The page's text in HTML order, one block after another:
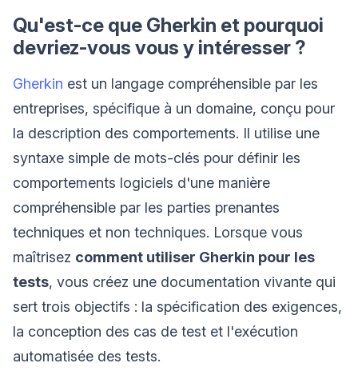
Qu'est-ce que Gherkin et pourquoi
devriez-vous vous y intéresser ?
Gherkin est un langage compréhensible par les
entreprises, spécifique à un domaine, conçu pour
la description des comportements. Il utilise une
syntaxe simple de mots-clés pour définir les
comportements logiciels d'une manière
compréhensible par les parties prenantes
techniques et non techniques. Lorsque vous
maîtrisez comment utiliser Gherkin pour les
tests, vous créez une documentation vivante qui
sert trois objectifs : la spécification des exigences,
la conception des cas de test et l'exécution
automatisée des tests.